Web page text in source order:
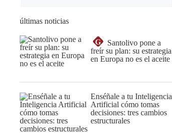
últimas noticias
G
Santolivo pone a
freír su plan: su estrategia
en Europa no es el aceite
Enséñale a tu Inteligencia
Artificial cómo tomas
decisiones: tres cambios
estructurales